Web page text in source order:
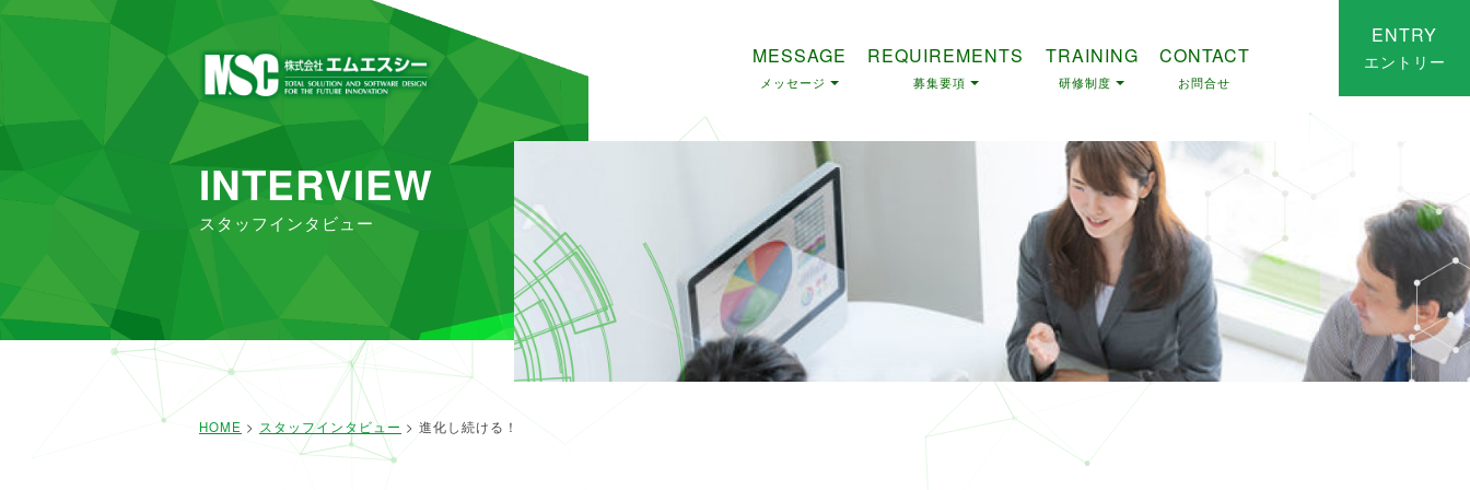
MESSAGE
メッセージ
REQUIREMENTS
募集要項
TRAINING
研修制度
CONTACT
お問合せ
INTERVIEW
スタッフインタビュー
HOME > スタッフインタビュー > 進化し続ける！
ENTRY
エントリー